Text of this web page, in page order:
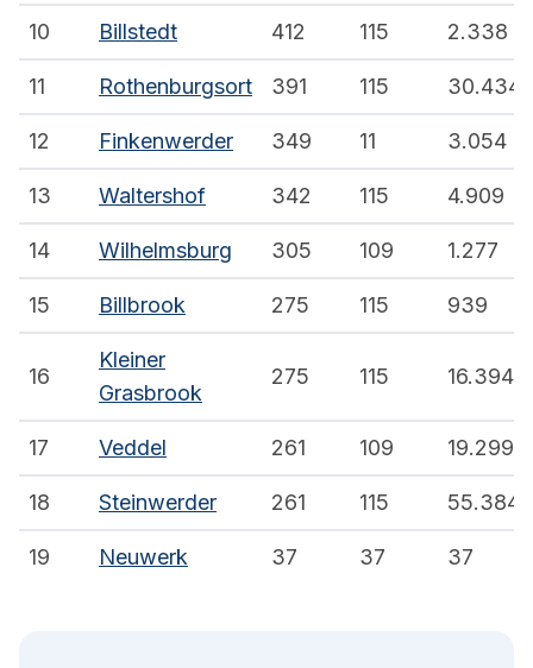
10 Billstedt 412 115 2.338
11 Rothenburgsort 391 115 30.434
12 Finkenwerder 349 11 3.054
13 Waltershof 342 115 4.909
14 Wilhelmsburg 305 109 1.277
15 Billbrook 275 115 939
16
Kleiner
Grasbrook
275 115 16.394
17 Veddel 261 109 19.299
18 Steinwerder 261 115 55.384
19 Neuwerk 37 37 37